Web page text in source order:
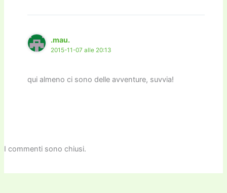
.mau.
2015-11-07 alle 20:13
qui almeno ci sono delle avventure, suvvia!
I commenti sono chiusi.